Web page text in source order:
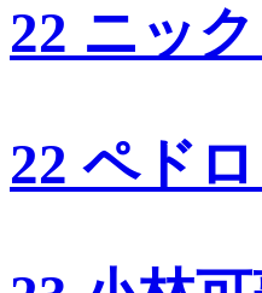
22 ニッ
22 ペド